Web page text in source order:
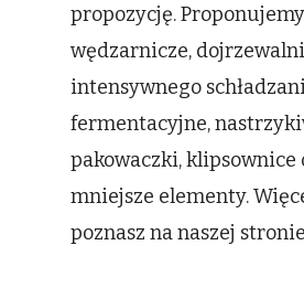
propozycję.
wędzarnicze,
intensywnego
fermentacyjne,
pakowaczki, klipsownice
mniejsze elementy.
poznasz na naszej